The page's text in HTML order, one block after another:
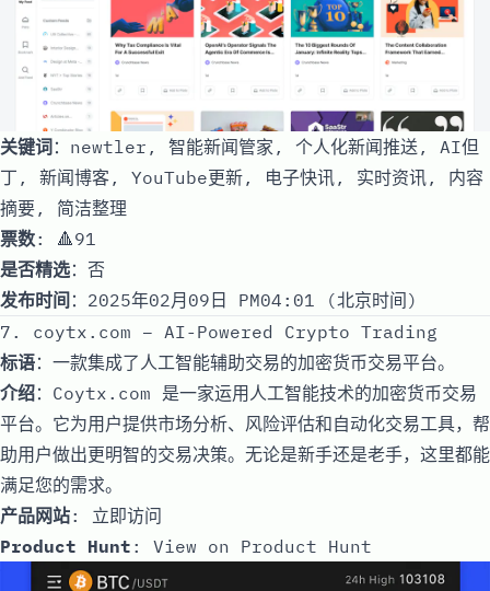
关键词：newtler, 智能新闻管家, 个人化新闻推送, AI但
丁, 新闻博客, YouTube更新, 电子快讯, 实时资讯, 内容
摘要, 简洁整理
票数: 🔺91
是否精选：否
发布时间 ：2025年02月09日 PM04:01 (北京时间)
7. coytx.com – AI-Powered Crypto Trading
标语：一款集成了人工智能辅助交易的加密货币交易平台。
介绍：Coytx.com 是一家运用人工智能技术的加密货币交易
平台。它为用户提供市场分析、风险评估和自动化交易工具，帮
助用户做出更明智的交易决策。无论是新手还是老手，这里都能
满足您的需求。
产品网站: 立即访问
Product Hunt : View on Product Hunt